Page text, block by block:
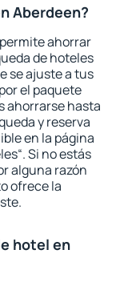
Aberdeen?
ahorrar
de hoteles
se ajuste a tus
el paquete
ahorrarse hasta
y reserva
en la página
Si no estás
alguna razón
ofrece la
hotel en